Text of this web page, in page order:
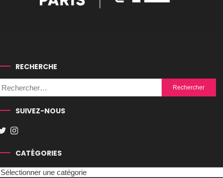
RECHERCHE
Rechercher :
SUIVEZ-NOUS
CATÉGORIES